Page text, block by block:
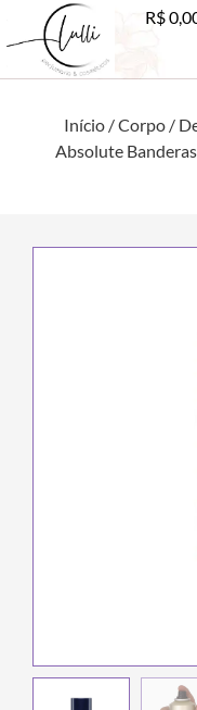
R$
Início /Corpo /
Absolute